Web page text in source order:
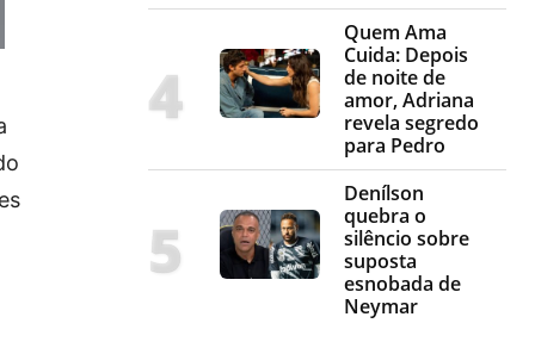
Quem Ama
Cuida: Depois
de noite de
amor, Adriana
revela segredo
para Pedro
Denílson
quebra o
silêncio sobre
suposta
esnobada de
Neymar